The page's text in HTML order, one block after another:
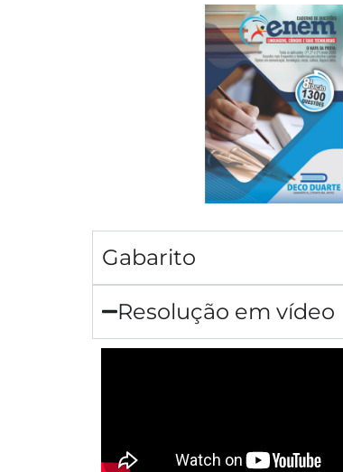
Gabarito
Resolução em vídeo